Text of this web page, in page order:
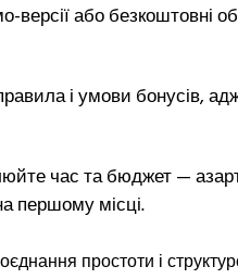
версії або безкоштовні
і умови бонусів,
час та бюджет —
першому місці.
простоти і